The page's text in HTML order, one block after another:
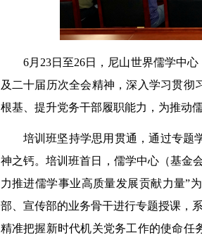
6月23日至26日，尼山世界儒学中
及二十届历次全会精神，深入学习贯
根基、提升党务干部履职能力，为推动
培训班坚持学思用贯通，通过专题
神之钙。培训班首日，儒学中心（基金
力推进儒学事业高质量发展贡献力量”
部、宣传部的业务骨干进行专题授课，
精准把握新时代机关党务工作的使命任